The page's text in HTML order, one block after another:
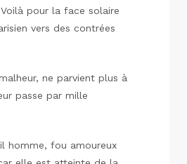
pour la face solaire
vers des contrées
ne parvient plus à
passe par mille
homme, fou amoureux